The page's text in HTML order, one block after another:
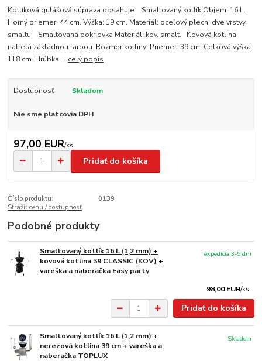
Kotlíková gulášová súprava obsahuje: Smaltovaný kotlík Objem: 16 L.
Horný priemer: 44 cm. Výška: 19 cm. Materiál: oceľový plech, dve vrstvy
smaltu. Smaltovaná pokrievka Materiál: kov, smalt. Kovová kotlina
natretá základnou farbou. Rozmer kotliny: Priemer: 39 cm. Celková výška:
118 cm. Hrúbka ... celý popis
Dostupnosť Skladom
Nie sme platcovia DPH
97,00 EUR/ks
Pridať do košíka
Číslo produktu:
0139
Strážiť cenu / dostupnosť
Podobné produkty
Smaltovaný kotlík 16 L (1,2 mm) +
kovová kotlina 39 CLASSIC (KOV) +
vareška a naberačka Easy party
98,00 EUR/ks
expedícia 3-5 dní
Pridať do košíka
Smaltovaný kotlík 16 L (1,2 mm) +
nerezová kotlina 39 cm + vareška a
naberačka TOPLUX
Skladom